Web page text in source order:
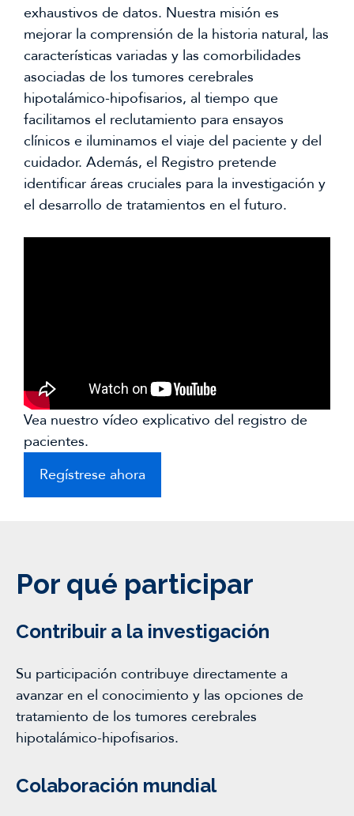
exhaustivos de datos. Nuestra misión es
mejorar la comprensión de la historia natural, las
características variadas y las comorbilidades
asociadas de los tumores cerebrales
hipotalámico-hipofisarios, al tiempo que
facilitamos el reclutamiento para ensayos
clínicos e iluminamos el viaje del paciente y del
cuidador. Además, el Registro pretende
identificar áreas cruciales para la investigación y
el desarrollo de tratamientos en el futuro.
Vea nuestro vídeo explicativo del registro de
pacientes.
Regístrese ahora
Por qué participar
Contribuir a la investigación
Su participación contribuye directamente a
avanzar en el conocimiento y las opciones de
tratamiento de los tumores cerebrales
hipotalámico-hipofisarios.
Colaboración mundial